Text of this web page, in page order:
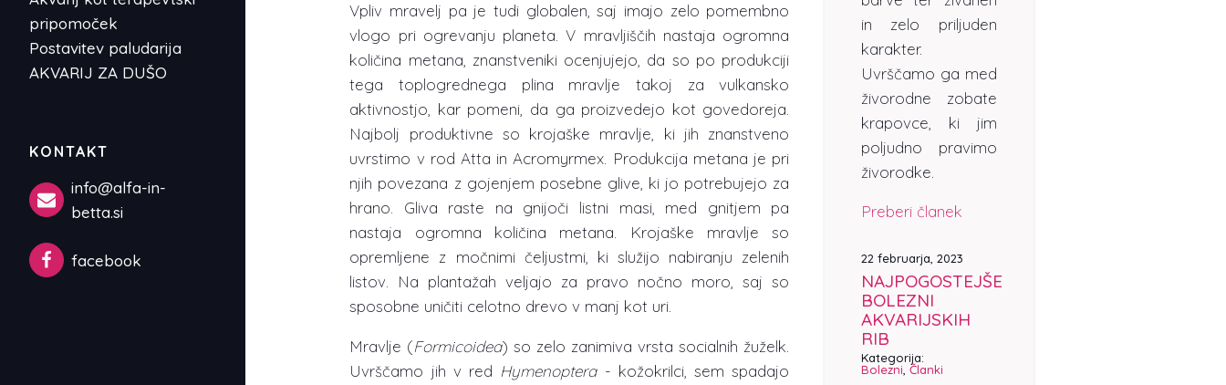
pripomoček
Postavitev paludarija
AKVARIJ ZA DUŠO
KONTAKT
info@alfa-in-
betta.si
facebook
Vpliv mravelj pa je tudi globalen, saj imajo zelo pomembno
vlogo pri ogrevanju planeta. V mravljiščih nastaja ogromna
količina metana, znanstveniki ocenjujejo, da so po produkciji
tega toplogrednega plina mravlje takoj za vulkansko
aktivnostjo, kar pomeni, da ga proizvedejo kot govedoreja.
Najbolj produktivne so krojaške mravlje, ki jih znanstveno
uvrstimo v rod Atta in Acromyrmex. Produkcija metana je pri
njih povezana z gojenjem posebne glive, ki jo potrebujejo za
hrano. Gliva raste na gnijoči listni masi, med gnitjem pa
nastaja ogromna količina metana. Krojaške mravlje so
opremljene z močnimi čeljustmi, ki služijo nabiranju zelenih
listov. Na plantažah veljajo za pravo nočno moro, saj so
sposobne uničiti celotno drevo v manj kot uri.
Mravlje (Formicoidea) so zelo zanimiva vrsta socialnih žuželk.
Uvrščamo jih v red Hymenoptera‎ - kožokrilci, sem spadajo
in zelo priljuden
karakter.
Uvrščamo ga med
živorodne zobate
krapovce, ki jim
poljudno pravimo
živorodke.
Preberi članek
22 februarja, 2023
NAJPOGOSTEJŠE
BOLEZNI
AKVARIJSKIH
RIB
Kategorija:
Bolezni ,Članki